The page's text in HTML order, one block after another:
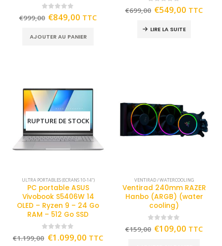
out of 5
€999,00 €849,00 TTC
AJOUTER AU PANIER
out of 5
€699,00 €549,00 TTC
LIRE LA SUITE
RUPTURE DE STOCK
ULTRA PORTABLES (ECRANS 10-14")
PC portable ASUS
Vivobook S5406W 14
OLED – Ryzen 9 – 24 Go
RAM – 512 Go SSD
out of 5
€1.199,00 €1.099,00 TTC
VENTIRAD / WATERCOOLING
Ventirad 240mm RAZER
Hanbo (ARGB) (water
cooling)
out of 5
€159,00 €109,00 TTC